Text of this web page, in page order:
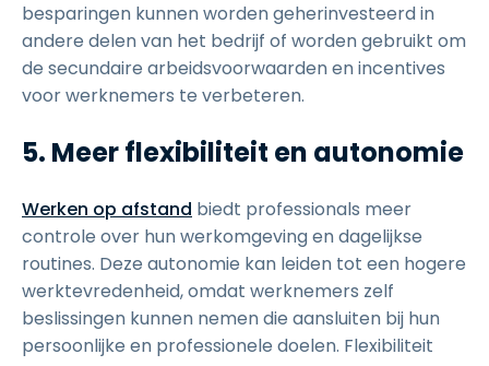
besparingen kunnen worden geherinvesteerd in
andere delen van het bedrijf of worden gebruikt om
de secundaire arbeidsvoorwaarden en incentives
voor werknemers te verbeteren.
5. Meer flexibiliteit en autonomie
Werken op afstand biedt professionals meer
controle over hun werkomgeving en dagelijkse
routines. Deze autonomie kan leiden tot een hogere
werktevredenheid, omdat werknemers zelf
beslissingen kunnen nemen die aansluiten bij hun
persoonlijke en professionele doelen. Flexibiliteit